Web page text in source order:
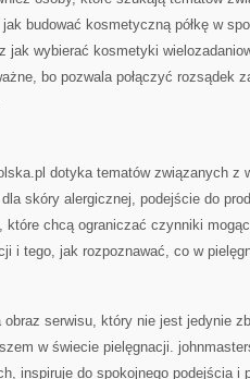
budować kosmetyczną półkę w
jak wybierać kosmetyki
bo pozwala połączyć rozsądek
dotyka tematów związanych z
skóry alergicznej, podejście do
które chcą ograniczać czynniki
i tego, jak rozpoznawać, co w
obraz serwisu, który nie jest jedynie
w świecie pielęgnacji.
inspiruje do spokojnego podejścia i